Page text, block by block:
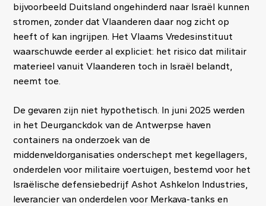
bijvoorbeeld Duitsland ongehinderd naar Israël kunnen
stromen, zonder dat Vlaanderen daar nog zicht op
heeft of kan ingrijpen. Het Vlaams Vredesinstituut
waarschuwde eerder al expliciet: het risico dat militair
materieel vanuit Vlaanderen toch in Israël belandt,
neemt toe.
De gevaren zijn niet hypothetisch. In juni 2025 werden
in het Deurganckdok van de Antwerpse haven
containers na onderzoek van de
middenveldorganisaties onderschept met kegellagers,
onderdelen voor militaire voertuigen, bestemd voor het
Israëlische defensiebedrijf Ashot Ashkelon Industries,
leverancier van onderdelen voor Merkava-tanks en